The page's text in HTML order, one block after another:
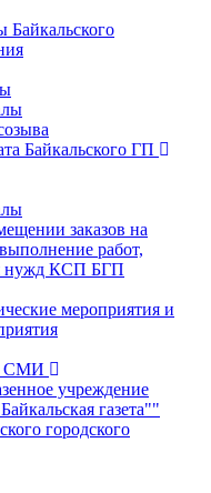
Байкальского
Байкальского ГП
заказов на
работ,
нужд КСП БГП
мероприятия и
СМИ
учреждение
газета""
городского